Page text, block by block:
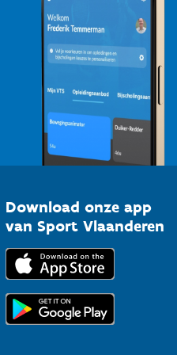
Download onze app
van Sport Vlaanderen